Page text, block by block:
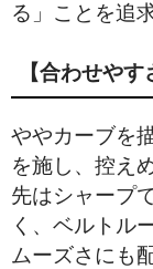
る」ことを追
【合わせや
ややカーブを
を施し、控え
先はシャープ
く、ベルトル
ムーズさにも